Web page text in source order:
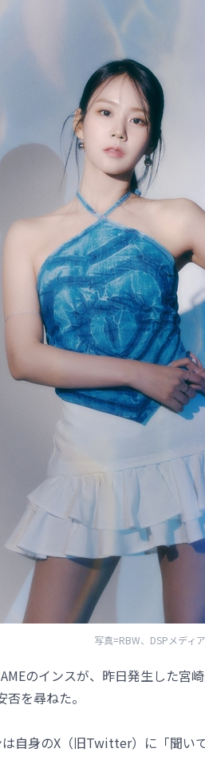
写真=RBW、DSPメディア
のインスが、昨日発生した宮
を尋ねた。
自身のX（旧Twitter）に「聞い